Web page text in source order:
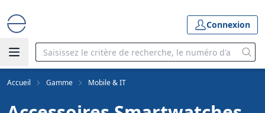
Connexion
Accueil Gamme Mobile & IT